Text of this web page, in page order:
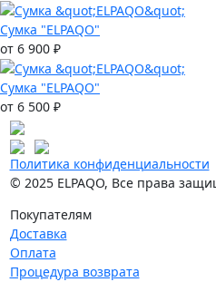
Сумка "ELPAQO"
от 6 900 ₽
Сумка "ELPAQO"
от 6 500 ₽
Политика конфиденциальности
© 2025 ELPAQO, Все права
Покупателям
Доставка
Оплата
Процедура возврата